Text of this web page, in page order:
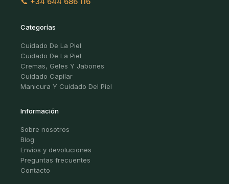
Categorías
Cuidado De La Piel
Cuidado De La Piel
Cremas, Geles Y Jabones
Cuidado Capilar
Manicura Y Cuidado Del Piel
Información
Sobre nosotros
Blog
Envíos y devoluciones
Preguntas frecuentes
Contacto